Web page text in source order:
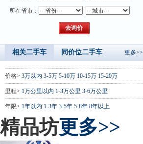
所在省市：
相关二手车 同价位二手车 更多>>
价格> 3万以内 3-5万 5-10万 10-15万 15-20万
里程> 1万公里以内 1-3万公里 3-6万公里
年限> 1年以内 1-3年 3-5年 5-8年 8年以上
精品坊更多>>